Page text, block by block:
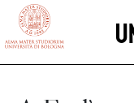
vai al contenuto della